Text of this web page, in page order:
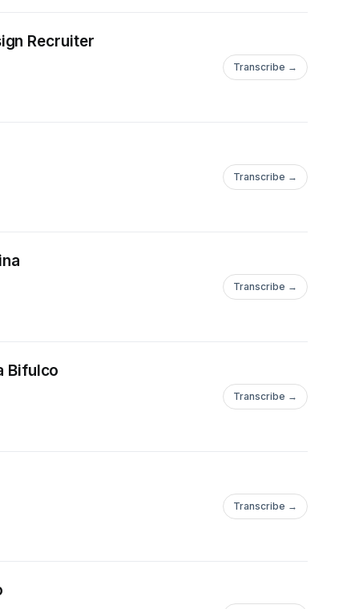
Recruiter
Transcribe →
Transcribe →
Transcribe →
Bifulco
Transcribe →
Transcribe →